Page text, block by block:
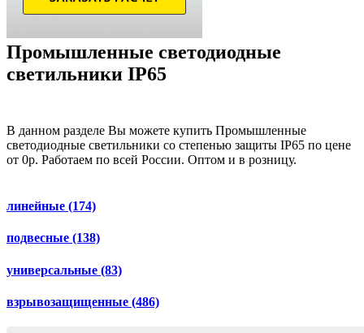
Промышленные светодиодные
светильники IP65
В данном разделе Вы можете купить Промышленные
светодиодные светильники со степенью защиты IP65 по цене
от 0р. Работаем по всей России. Оптом и в розницу.
линейные (174)
подвесные (138)
универсальные (83)
взрывозащищенные (486)